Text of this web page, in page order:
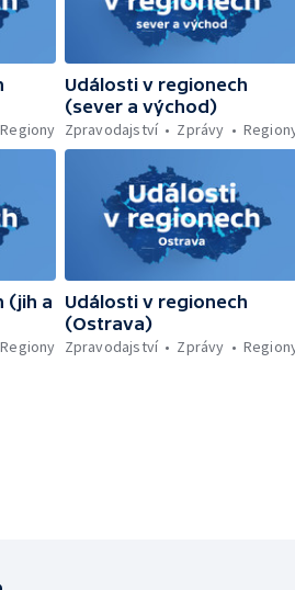
Černé hory — Zrestaurované sochy
na pražský orloj
Regiony
Události v regionech
(sever a východ)
Zpravodajství
Zprávy
(jih a
Regiony
Události v regionech
(Ostrava)
Zpravodajství
Zprávy